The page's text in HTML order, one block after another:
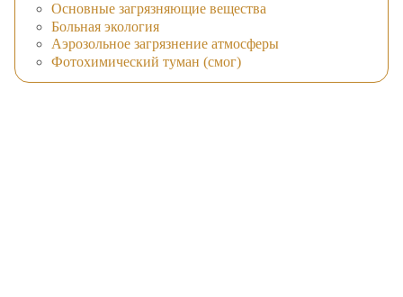
Основные загрязняющие вещества
Больная экология
Аэрозольное загрязнение атмосферы
Фотохимический туман (смог)